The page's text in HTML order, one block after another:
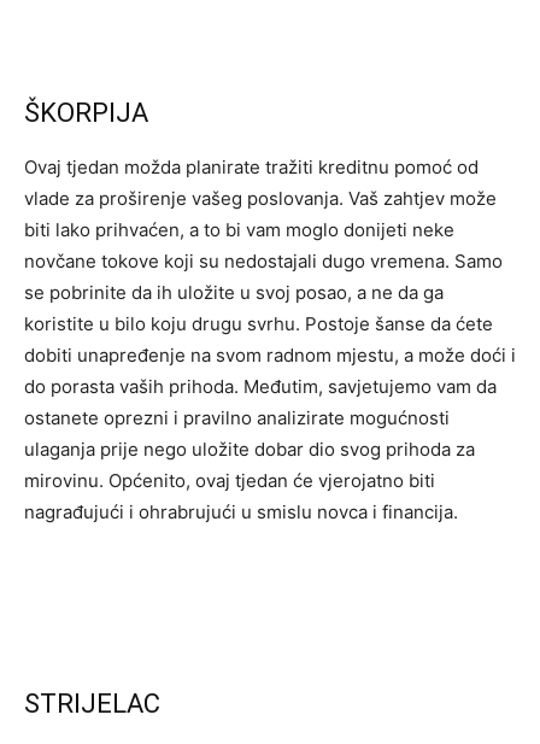
ŠKORPIJA
Ovaj tjedan možda planirate tražiti kreditnu pomoć od
vlade za proširenje vašeg poslovanja. Vaš zahtjev može
biti lako prihvaćen, a to bi vam moglo donijeti neke
novčane tokove koji su nedostajali dugo vremena. Samo
se pobrinite da ih uložite u svoj posao, a ne da ga
koristite u bilo koju drugu svrhu. Postoje šanse da ćete
dobiti unapređenje na svom radnom mjestu, a može doći i
do porasta vaših prihoda. Međutim, savjetujemo vam da
ostanete oprezni i pravilno analizirate mogućnosti
ulaganja prije nego uložite dobar dio svog prihoda za
mirovinu. Općenito, ovaj tjedan će vjerojatno biti
nagrađujući i ohrabrujući u smislu novca i financija.
STRIJELAC